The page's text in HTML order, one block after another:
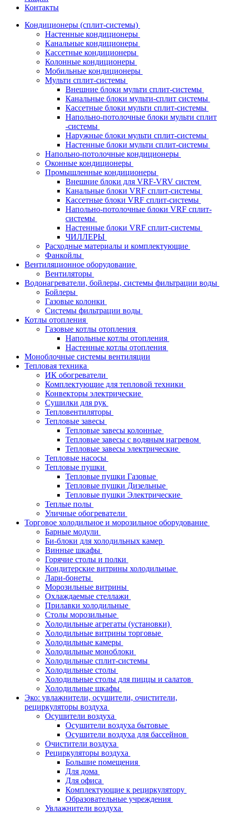
Контакты
Кондиционеры (сплит-системы)
Настенные кондиционеры
Канальные кондиционеры
Кассетные кондиционеры
Колонные кондиционеры
Мобильные кондиционеры
Мульти сплит-системы
Внешние блоки мульти сплит-системы
Канальные блоки мульти-сплит системы
Кассетные блоки мульти сплит-системы
Напольно-потолочные блоки мульти сплит
-системы
Наружные блоки мульти сплит-системы
Настенные блоки мульти сплит-системы
Напольно-потолочные кондиционеры
Оконные кондиционеры
Промышленные кондиционеры
Внешние блоки для VRF-VRV систем
Канальные блоки VRF сплит-системы
Кассетные блоки VRF сплит-системы
Напольно-потолочные блоки VRF сплит-
системы
Настенные блоки VRF сплит-системы
ЧИЛЛЕРЫ
Расходные материалы и комплектующие
Фанкойлы
Вентиляционное оборудование
Вентиляторы
Водонагреватели, бойлеры, системы фильтрации воды
Бойлеры
Газовые колонки
Системы фильтрации воды
Котлы отопления
Газовые котлы отопления
Напольные котлы отопления
Настенные котлы отопления
Моноблочные системы вентиляции
Тепловая техника
ИК обогреватели
Комплектующие для тепловой техники
Конвекторы электрические
Сушилки для рук
Тепловентиляторы
Тепловые завесы
Тепловые завесы колонные
Тепловые завесы с водяным нагревом
Тепловые завесы электрические
Тепловые насосы
Тепловые пушки
Тепловые пушки Газовые
Тепловые пушки Дизельные
Тепловые пушки Электрические
Теплые полы
Уличные обогреватели
Торговое холодильное и морозильное оборудование
Барные модули
Би-блоки для холодильных камер
Винные шкафы
Горячие столы и полки
Кондитерские витрины холодильные
Лари-бонеты
Морозильные витрины
Охлаждаемые стеллажи
Прилавки холодильные
Столы морозильные
Холодильные агрегаты (установки)
Холодильные витрины торговые
Холодильные камеры
Холодильные моноблоки
Холодильные сплит-системы
Холодильные столы
Холодильные столы для пиццы и салатов
Холодильные шкафы
Эко: увлажнители, осушители, очистители,
рециркуляторы воздуха
Осушители воздуха
Осушители воздуха бытовые
Осушители воздуха для бассейнов
Очистители воздуха
Рециркуляторы воздуха
Большие помещения
Для дома
Для офиса
Комплектующие к рециркулятору
Образовательные учреждения
Увлажнители воздуха